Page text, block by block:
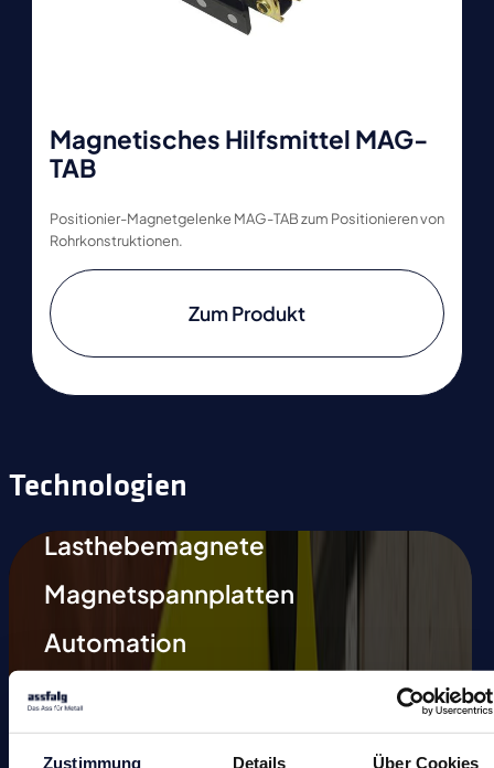
Zustimmung Details Über Cookies
Magnetisches Hilfsmittel MAG-
TAB
Positionier-Magnetgelenke MAG-TAB zum Positionieren von
Rohrkonstruktionen.
Zum Produkt
Technologien
Lasthebemagnete
Magnetspannplatten
Automation
Magnetische Schweißhilfen
Entmagnetisieren